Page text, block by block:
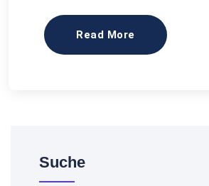
Read More
Suche